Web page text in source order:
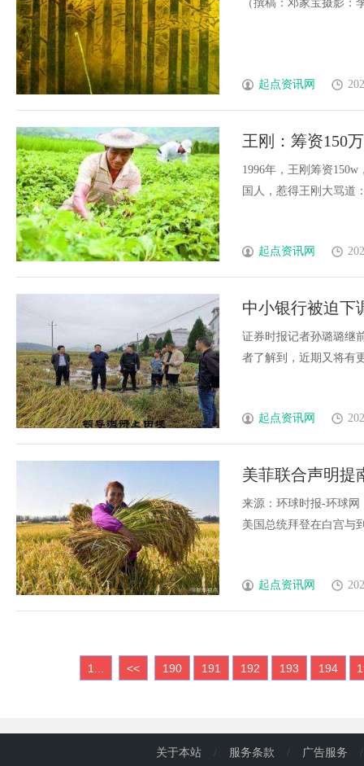
（撰稿：邓家宝摄影：
起点资讯网
王刚：筹资150
给外国人
1996年，王刚筹资
国人，惹得王刚大骂道
起点资讯网
中小银行被迫下
证券时报记者孙璐璐继
者了解到，近期又将有
起点资讯网
美菲联合声明提
宾“绑上战车”
来源：环球时报-环球
美国总统拜登在白宫与
起点资讯网
1... << 190 191 192 193 194
关于本站 / 服务条款 / 广告服务 /